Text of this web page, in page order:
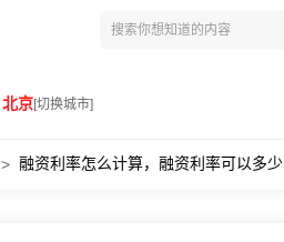
北京[切换城市]
> 融资利率怎么计算，融资利率可以多少